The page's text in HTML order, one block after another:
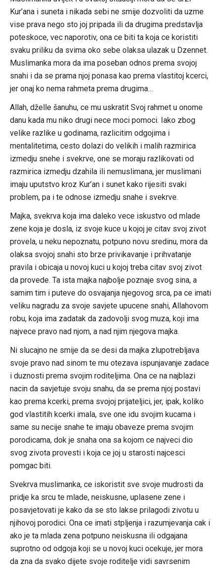
Kur’ana i suneta i nikada sebi ne smije dozvoliti da uzme
vise prava nego sto joj pripada ili da drugima predstavlja
poteskoce, vec naporotiv, ona ce biti ta koja ce koristiti
svaku priliku da svima oko sebe olaksa ulazak u Dzennet.
Muslimanka mora da ima poseban odnos prema svojoj
snahi i da se prama njoj ponasa kao prema vlastitoj kcerci,
jer onaj ko nema rahmeta prema drugima…
Allah, dželle šanuhu, ce mu uskratit Svoj rahmet u onome
danu kada mu niko drugi nece moci pomoci. Iako zbog
velike razlike u godinama, razlicitim odgojima i
mentalitetima, cesto dolazi do velikih i malih razmirica
izmedju snehe i svekrve, one se moraju razlikovati od
razmirica izmedju dzahila ili nemuslimana, jer muslimani
imaju uputstvo kroz Kur’an i sunet kako rijesiti svaki
problem, pa i te odnose izmedju snahe i svekrve.
Majka, svekrva koja ima daleko vece iskustvo od mlade
zene koja je dosla, iz svoje kuce u kojoj je citav svoj zivot
provela, u neku nepoznatu, potpuno novu sredinu, mora da
olaksa svojoj snahi sto brze privikavanje i prihvatanje
pravila i obicaja u novoj kuci u kojoj treba citav svoj zivot
da provede. Ta ista majka najbolje poznaje svog sina, a
samim tim i puteve do osvajanja njegovog srca, pa ce imati
veliku nagradu za svoje savjete upucene snahi, Allahovom
robu, koja ima zadatak da zadovolji svog muza, koji ima
najvece pravo nad njom, a nad njim njegova majka.
Ni slucajno ne smije da se desi da majka zlupotrebljava
svoje pravo nad sinom te mu otezava ispunjavanje zadace
i duznosti prema svojim roditeljima. Ona ce na najblazi
nacin da savjetuje svoju snahu, da se prema njoj postavi
kao prema kcerki, prema svojoj prijateljici, jer, ipak, koliko
god vlastitih kcerki imala, sve one idu svojim kucama i
same su necije snahe te imaju obaveze prema svojim
porodicama, dok je snaha ona sa kojom ce najveci dio
svog zivota provesti i koja ce joj u starosti najcesci
pomgac biti.
Svekrva muslimanka, ce iskoristit sve svoje mudrosti da
pridje ka srcu te mlade, neiskusne, uplasene zene i
posavjetovati je kako da se sto lakse prilagodi zivotu u
njihovoj porodici. Ona ce imati stpljenja i razumjevanja cak i
ako je ta mlada zena potpuno neiskusna ili odgajana
suprotno od odgoja koji se u novoj kuci ocekuje, jer mora
da zna da svako dijete svoje roditelje vidi savrsenim